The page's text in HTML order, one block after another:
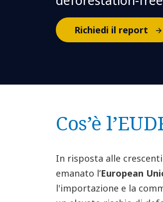
Richiedi il report
Cos’è
In risposta alle
emanato l’European
l'importazione e la